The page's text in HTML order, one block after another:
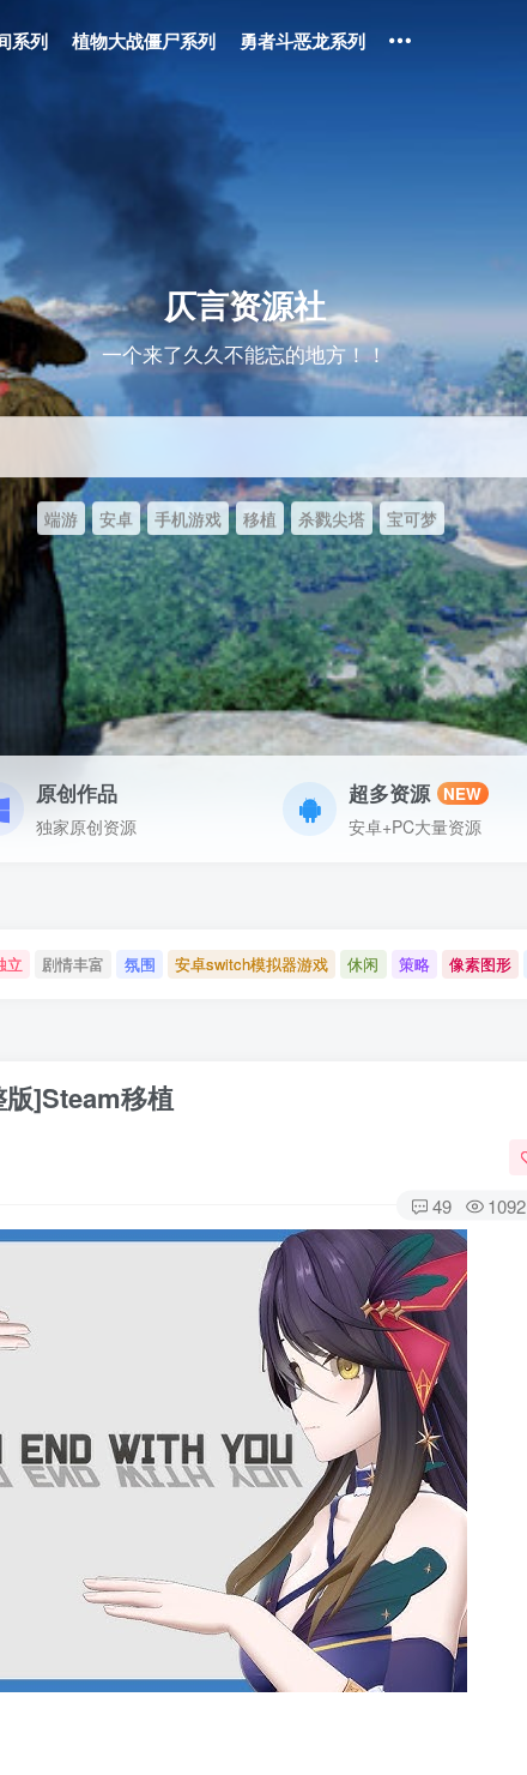
系列 植物大战僵尸系列 勇者斗恶龙系列
仄言资源社
一个来了久久不能忘的地方！！
端游 安卓 手机游戏 移植 杀戮尖塔 宝可梦
原创作品
独家原创资源
超多资源 NEW
安卓+PC大量资源
立 剧情丰富 氛围 安卓switch模拟器游戏 休闲 策略 像素图形
]Steam移植
49 1092